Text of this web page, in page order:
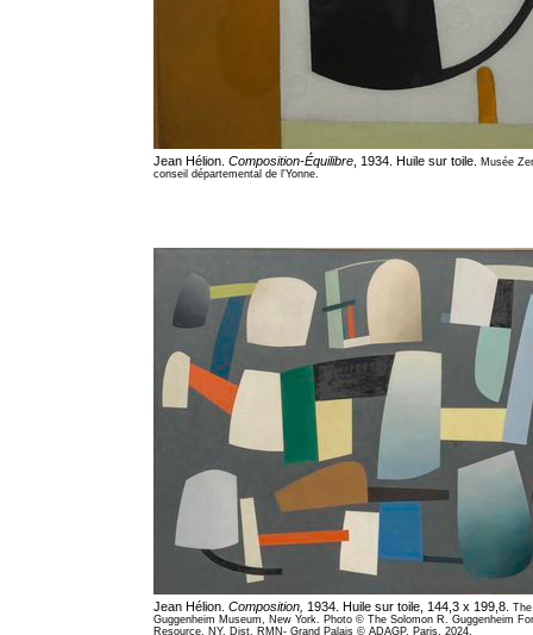
Jean Hélion. Composition-Équilibre, 1934. Huile sur toile. Musée
conseil départemental de l'Yonne.
Jean Hélion. Composition, 1934. Huile sur toile, 144,3 x 199,8.
Guggenheim Museum, New York. Photo © The Solomon R. Guggenheim
Resource, NY, Dist. RMN- Grand Palais © ADAGP, Paris, 2024.